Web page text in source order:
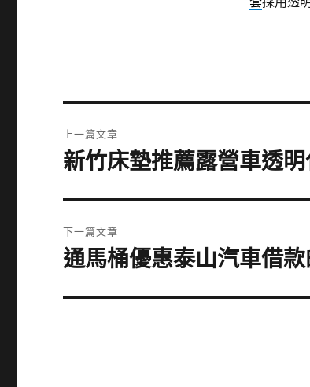
章
上一篇文章
上
篇
文
章:
新竹床墊推薦露營車透
下一篇文章
下
篇
通馬桶優惠泰山汽車借